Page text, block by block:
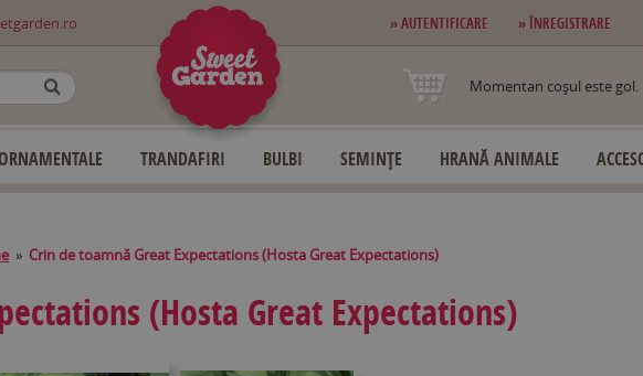
» AUTENTIFICARE » ÎNREGISTRARE
Momentan coşul este gol.
TRANDAFIRI BULBI SEMINȚE HRANĂ ANIMALE
» Crin de toamnă Great Expectations (Hosta Great Expectations)
(Hosta Great Expectations)